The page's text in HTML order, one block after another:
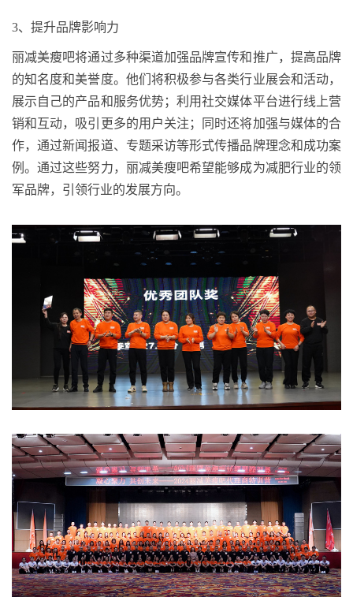
3、 提升品牌影响力
丽减美瘦吧将通过多种渠道加强品牌宣传和推广，提高品牌
的知名度和美誉度。他们将积极参与各类行业展会和活动，
展示自己的产品和服务优势；利用社交媒体平台进行线上营
销和互动，吸引更多的用户关注；同时还将加强与媒体的合
作，通过新闻报道、专题采访等形式传播品牌理念和成功案
例。通过这些努力，丽减美瘦吧希望能够成为减肥行业的领
军品牌，引领行业的发展方向。